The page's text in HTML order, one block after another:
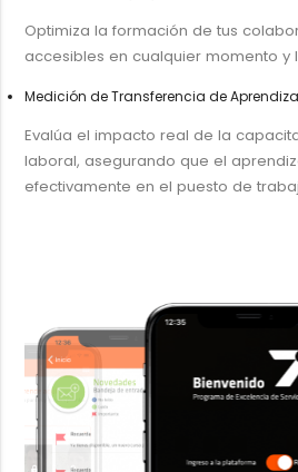
Optimiza la formación de tus
accesibles en cualquier momento y
Medición de Transferencia de
Evalúa el impacto real de la
laboral, asegurando que el
efectivamente en el puesto de